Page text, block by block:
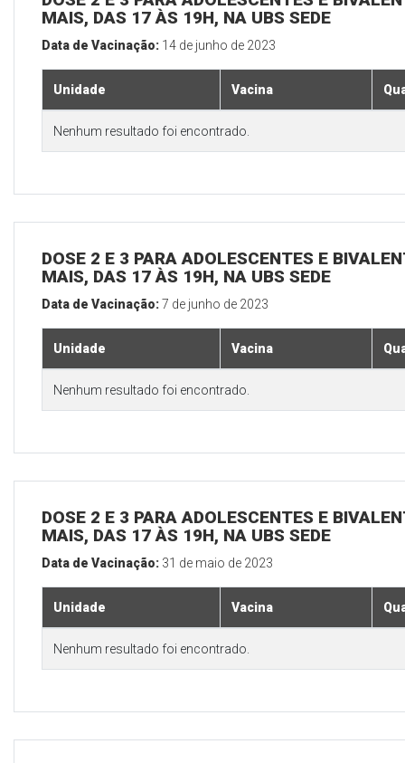
MAIS, DAS 17 ÀS 19H, NA UBS SEDE
Data de Vacinação: 14 de junho de 2023
Unidade Vacina
Nenhum resultado foi encontrado.
DOSE 2 E 3 PARA ADOLESCENTES E
MAIS, DAS 17 ÀS 19H, NA UBS SEDE
Data de Vacinação:7 de junho de 2023
Unidade Vacina
Nenhum resultado foi encontrado.
DOSE 2 E 3 PARA ADOLESCENTES E
MAIS, DAS 17 ÀS 19H, NA UBS SEDE
Data de Vacinação: 31 de maio de 2023
Unidade Vacina
Nenhum resultado foi encontrado.